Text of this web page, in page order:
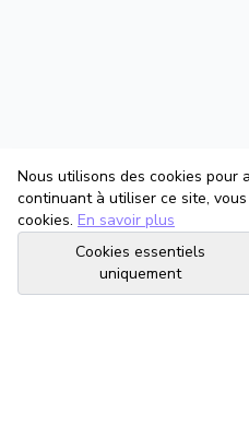
Nous utilisons des cookies pour
continuant à utiliser ce site,
cookies. En savoir plus
Cookies essentiels
uniquement